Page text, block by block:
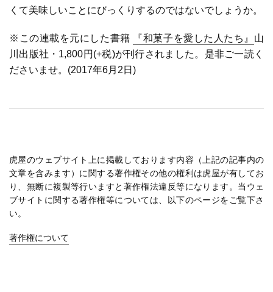
くて美味しいことにびっくりするのではないでしょうか。
※この連載を元にした書籍 『和菓子を愛した人たち』 山
川出版社・1,800円(+税)が刊行されました。是非ご一読く
ださいませ。(2017年6月2日)
虎屋のウェブサイト上に掲載しております内容（上記の記事内の
文章を含みます）に関する著作権その他の権利は虎屋が有してお
り、無断に複製等行いますと著作権法違反等になります。当ウェ
ブサイトに関する著作権等については、以下のページをご覧下さ
い。
著作権について